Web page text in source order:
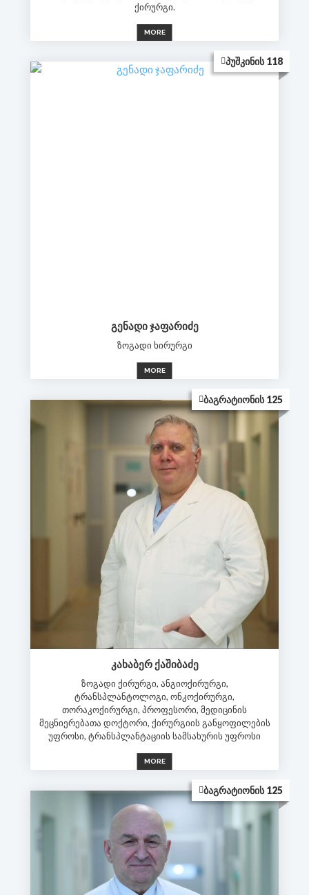
ქირურგი.
MORE
ᲞᲣᲨᲙᲘᲜᲘᲡ 118
ᲒᲔᲜᲐᲓᲘ ᲯᲐᲤᲐᲠᲘᲫᲔ
ზოგადი ხირურგი
MORE
ᲑᲐᲒᲠᲐᲢᲘᲝᲜᲘᲡ 125
ᲙᲐᲮᲐᲑᲔᲠ ᲥᲐᲨᲘᲑᲐᲫᲔ
ზოგადი ქირურგი, ანგიოქირურგი,
ტრანსპლანტოლოგი, ონკოქირურგი,
თორაკოქირურგი, პროფესორი, მედიცინის
მეცნიერებათა დოქტორი, ქირურგიის განყოფილების
უფროსი, ტრანსპლანტაციის სამსახურის უფროსი
MORE
ᲑᲐᲒᲠᲐᲢᲘᲝᲜᲘᲡ 125